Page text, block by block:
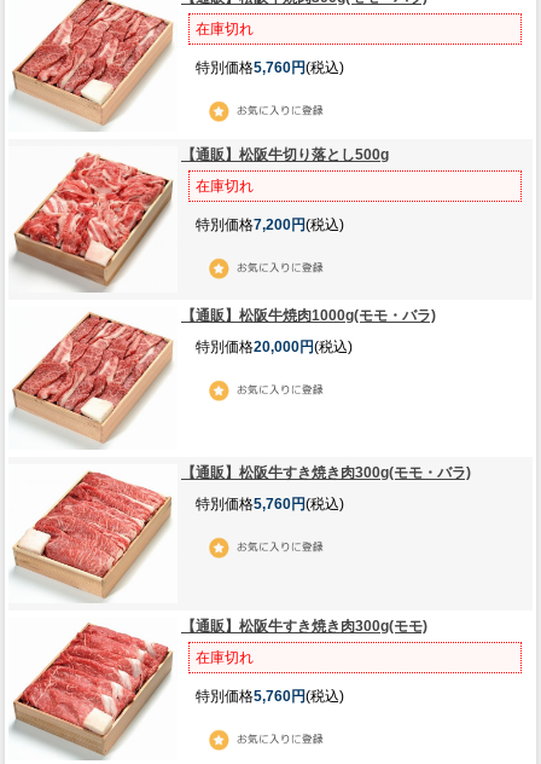
在庫切れ
特別価格5,760円(税込)
【通販】松阪牛切り落とし500g
在庫切れ
特別価格7,200円(税込)
【通販】松阪牛焼肉1000g(モモ・バラ)
特別価格20,000円(税込)
【通販】松阪牛すき焼き肉300g(モモ・バラ)
特別価格5,760円(税込)
【通販】松阪牛すき焼き肉300g(モモ)
在庫切れ
特別価格5,760円(税込)